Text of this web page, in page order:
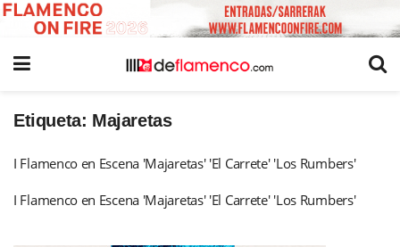
Etiqueta: Majaretas
I Flamenco en Escena 'Majaretas' 'El Carrete' 'Los Rumbers'
I Flamenco en Escena 'Majaretas' 'El Carrete' 'Los Rumbers'